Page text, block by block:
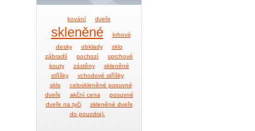
kování dveře
skleněné
krbové
desky
obklady
sklo
zábradlí
pochozí
sprchové
kouty
zástěny
skleněné
stříšky
vchodové stříšky
sklo
celoskleněné posuvné
dveře
akční cena
posuvné
dveře na tyči
skleněné dveře
do pouzdra).